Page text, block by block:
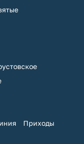
Приходы